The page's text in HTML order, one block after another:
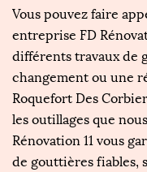
Vous pouvez faire
entreprise FD
différents travaux de
changement ou une
Roquefort Des
les outillages que
Rénovation 11 vous
de gouttières fiables,